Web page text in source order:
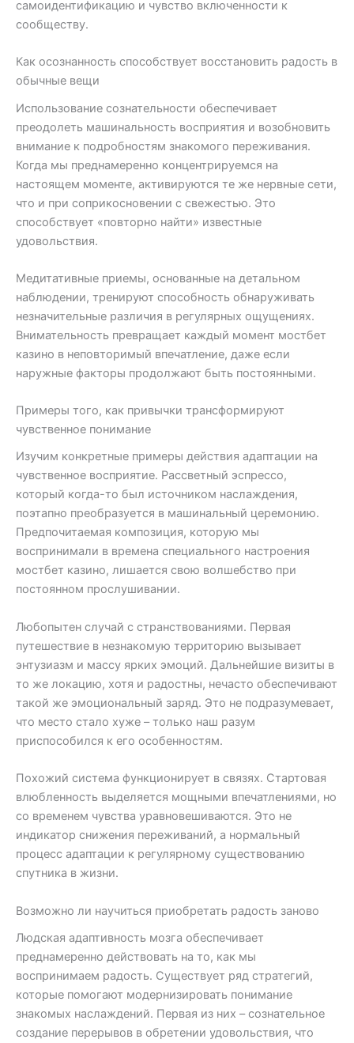
самоидентификацию и чувство включенности к
сообществу.
Как осознанность способствует восстановить радость в
обычные вещи
Использование сознательности обеспечивает
преодолеть машинальность восприятия и возобновить
внимание к подробностям знакомого переживания.
Когда мы преднамеренно концентрируемся на
настоящем моменте, активируются те же нервные сети,
что и при соприкосновении с свежестью. Это
способствует «повторно найти» известные
удовольствия.
Медитативные приемы, основанные на детальном
наблюдении, тренируют способность обнаруживать
незначительные различия в регулярных ощущениях.
Внимательность превращает каждый момент мостбет
казино в неповторимый впечатление, даже если
наружные факторы продолжают быть постоянными.
Примеры того, как привычки трансформируют
чувственное понимание
Изучим конкретные примеры действия адаптации на
чувственное восприятие. Рассветный эспрессо,
который когда-то был источником наслаждения,
поэтапно преобразуется в машинальный церемонию.
Предпочитаемая композиция, которую мы
воспринимали в времена специального настроения
мостбет казино, лишается свою волшебство при
постоянном прослушивании.
Любопытен случай с странствованиями. Первая
путешествие в незнакомую территорию вызывает
энтузиазм и массу ярких эмоций. Дальнейшие визиты в
то же локацию, хотя и радостны, нечасто обеспечивают
такой же эмоциональный заряд. Это не подразумевает,
что место стало хуже – только наш разум
приспособился к его особенностям.
Похожий система функционирует в связях. Стартовая
влюбленность выделяется мощными впечатлениями, но
со временем чувства уравновешиваются. Это не
индикатор снижения переживаний, а нормальный
процесс адаптации к регулярному существованию
спутника в жизни.
Возможно ли научиться приобретать радость заново
Людская адаптивность мозга обеспечивает
преднамеренно действовать на то, как мы
воспринимаем радость. Существует ряд стратегий,
которые помогают модернизировать понимание
знакомых наслаждений. Первая из них – сознательное
создание перерывов в обретении удовольствия, что